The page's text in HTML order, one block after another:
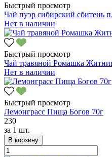
Быстрый просмотр
Чай пуэр сибирский сбитень
Нет в наличии
Быстрый просмотр
Чай травяной Ромашка
Нет в наличии
Быстрый просмотр
Лемонграсс Пища Богов 70г
230
за 1 шт.
В корзину